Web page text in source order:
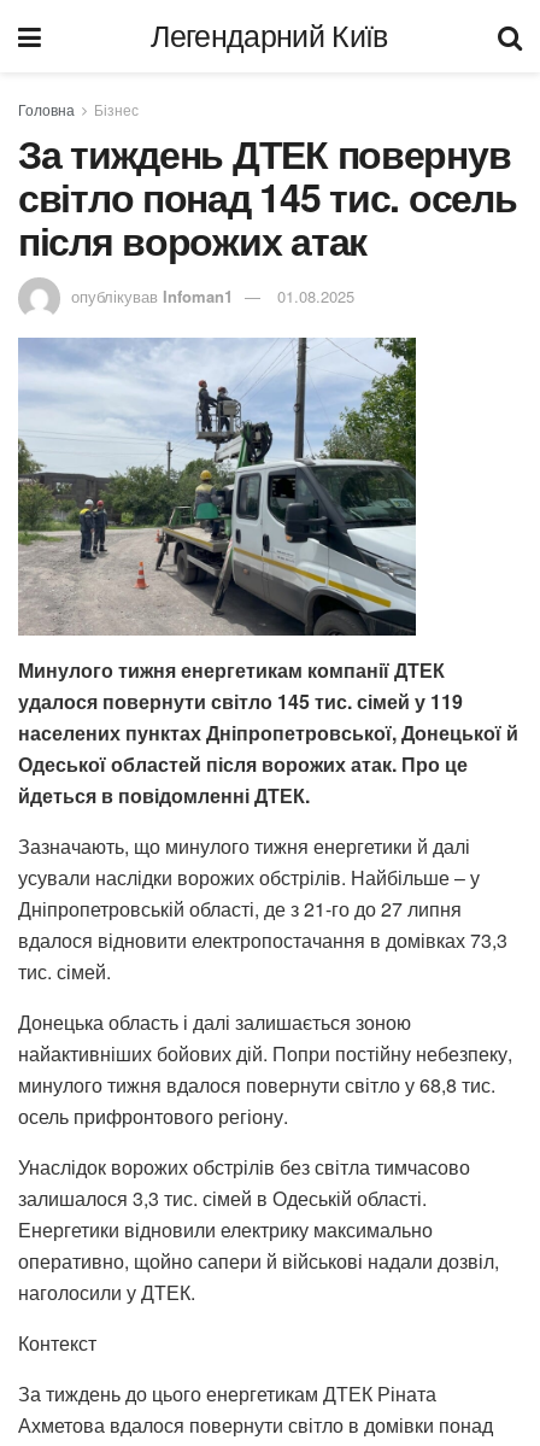
Легендарний Київ
Головна Бізнес
За тиждень ДТЕК повернув
світло понад 145 тис. осель
після ворожих атак
опублікував Infoman1 01.08.2025
Минулого тижня енергетикам компанії ДТЕК
удалося повернути світло 145 тис. сімей у 119
населених пунктах Дніпропетровської, Донецької й
Одеської областей після ворожих атак. Про це
йдеться в повідомленні ДТЕК.
Зазначають, що минулого тижня енергетики й далі
усували наслідки ворожих обстрілів. Найбільше – у
Дніпропетровській області, де з 21-го до 27 липня
вдалося відновити електропостачання в домівках 73,3
тис. сімей.
Донецька область і далі залишається зоною
найактивніших бойових дій. Попри постійну небезпеку,
минулого тижня вдалося повернути світло у 68,8 тис.
осель прифронтового регіону.
Унаслідок ворожих обстрілів без світла тимчасово
залишалося 3,3 тис. сімей в Одеській області.
Енергетики відновили електрику максимально
оперативно, щойно сапери й військові надали дозвіл,
наголосили у ДТЕК.
Контекст
За тиждень до цього енергетикам ДТЕК Ріната
Ахметова вдалося повернути світло в домівки понад